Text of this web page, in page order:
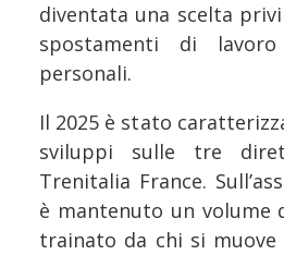
diventata una scelta
spostamenti di
personali.
Il 2025 è stato
sviluppi sulle tre
Trenitalia France.
è mantenuto un volume
trainato da chi si